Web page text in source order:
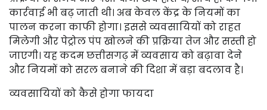
कार्रवाई भी बढ़ जाती थी। अब केवल केंद्र के नियमों का
पालन करना काफी होगा। इससे व्यवसायियों को राहत
मिलेगी और पेट्रोल पंप खोलने की प्रक्रिया तेज और सस्ती हो
जाएगी। यह कदम छत्तीसगढ़ में व्यवसाय को बढ़ावा देने
और नियमों को सरल बनाने की दिशा में बड़ा बदलाव है।
व्यवसायियों को कैसे होगा फायदा